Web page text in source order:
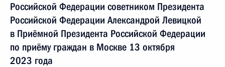
Российской Федерации советником Президента
Российской Федерации Александрой Левицкой
в Приёмной Президента Российской Федерации
по приёму граждан в Москве 13 октября
2023 года